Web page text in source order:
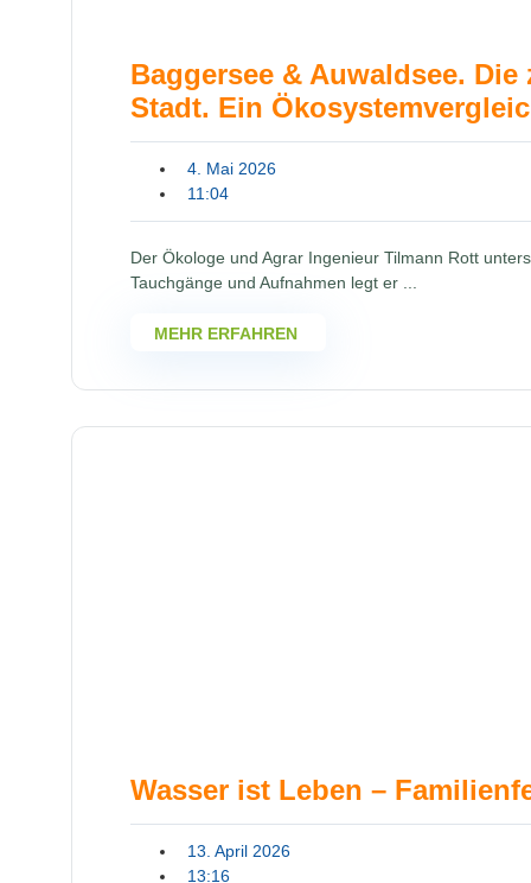
Baggersee & Auwaldsee.
Stadt. Ein
4. Mai 2026
11:04
Der Ökologe und Agrar Ingenieur Tilmann Rott
Tauchgänge und Aufnahmen legt er ...
MEHR ERFAHREN
Wasser ist Leben –
13. April 2026
13:16